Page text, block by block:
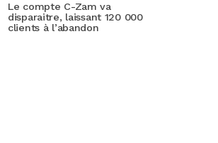
Le compte C-Zam va
disparaitre, laissant 120 000
clients à l’abandon